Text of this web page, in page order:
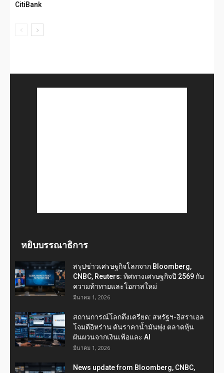
CitiBank
หยิบบรรณาธิการ
สรุปข่าวเศรษฐกิจโลกจาก Bloomberg,
CNBC, Reuters: ทิศทางเศรษฐกิจปี 2569 กับ
ความท้าทายและโอกาสใหม่
มีนาคม 1, 2026
สถานการณ์โลกตึงเครียด: สหรัฐฯ-อิสราเอล
โจมตีอิหร่าน ดันราคาน้ำมันพุ่ง ตลาดหุ้น
ผันผวนจากเงินเฟ้อและ AI
มีนาคม 1, 2026
News update from Bloomberg, CNBC,